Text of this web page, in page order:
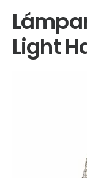
Light